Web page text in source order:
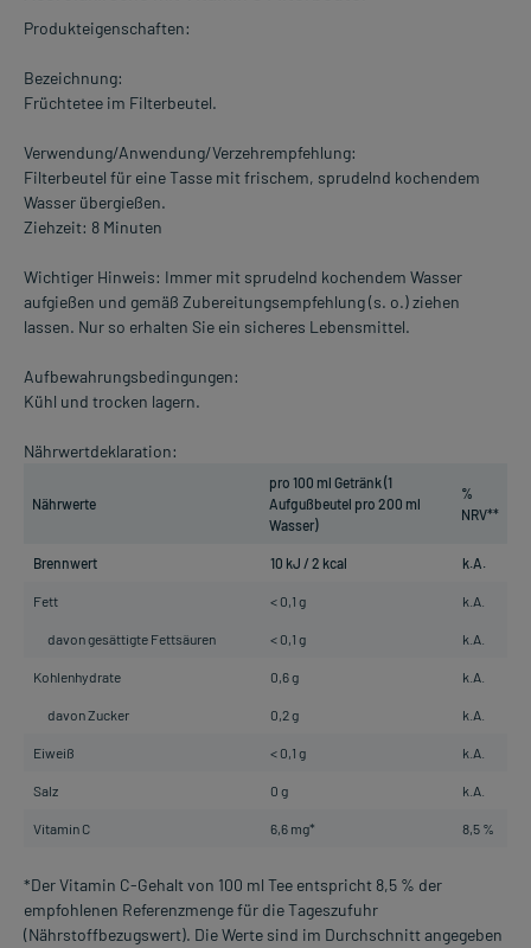
Produkteigenschaften:
Bezeichnung:
Früchtetee im Filterbeutel.
Verwendung/Anwendung/Verzehrempfehlung:
Filterbeutel für eine Tasse mit frischem, sprudelnd kochendem
Wasser übergießen.
Ziehzeit: 8 Minuten
Wichtiger Hinweis: Immer mit sprudelnd kochendem Wasser
aufgießen und gemäß Zubereitungsempfehlung (s. o.) ziehen
lassen. Nur so erhalten Sie ein sicheres Lebensmittel.
Aufbewahrungsbedingungen:
Kühl und trocken lagern.
Nährwertdeklaration:
Nährwerte
pro 100 ml Getränk (1
Aufgußbeutel pro 200 ml
Wasser)
%
NRV**
Brennwert 10 kJ / 2 kcal k.A.
Fett < 0,1 g k.A.
davon gesättigte Fettsäuren < 0,1 g k.A.
Kohlenhydrate 0,6 g k.A.
davon Zucker 0,2 g k.A.
Eiweiß < 0,1 g k.A.
Salz 0 g k.A.
Vitamin C 6,6 mg* 8,5 %
*Der Vitamin C-Gehalt von 100 ml Tee entspricht 8,5 % der
empfohlenen Referenzmenge für die Tageszufuhr
(Nährstoffbezugswert). Die Werte sind im Durchschnitt angegeben